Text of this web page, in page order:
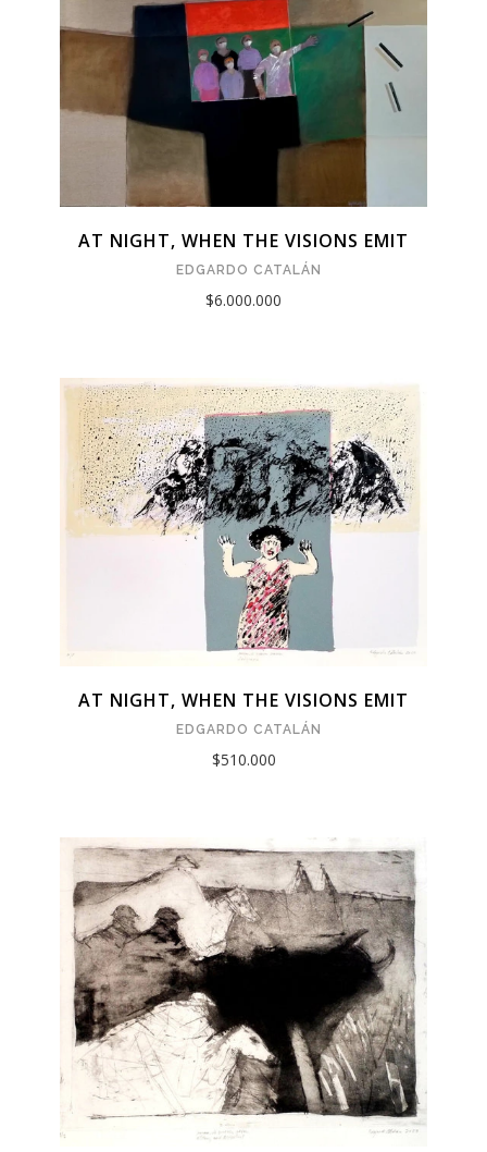
AT NIGHT, WHEN THE VISIONS EMIT
EDGARDO CATALÁN
$6.000.000
AT NIGHT, WHEN THE VISIONS EMIT
EDGARDO CATALÁN
$510.000